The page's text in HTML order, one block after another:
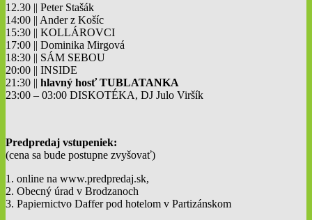
12.30 || Peter Stašák
14:00 || Ander z Košíc
15:30 || KOLLÁROVCI
17:00 || Dominika Mirgová
18:30 || SÁM SEBOU
20:00 || INSIDE
21:30 || hlavný hosť TUBLATANKA
23:00 – 03:00 DISKOTÉKA, DJ Julo Viršík
Predpredaj vstupeniek:
(cena sa bude postupne zvyšovať)
1. online na www.predpredaj.sk,
2. Obecný úrad v Brodzanoch
3. Papiernictvo Daffer pod hotelom v Partizánskom